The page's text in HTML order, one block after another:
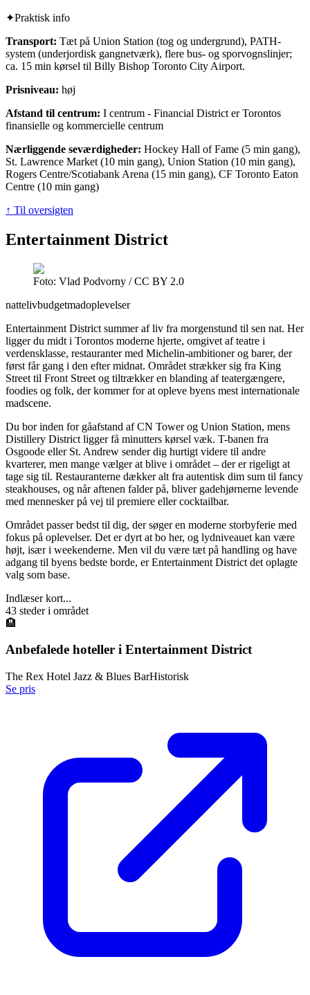
✦Praktisk info
Transport: Tæt på Union Station (tog og undergrund), PATH-
system (underjordisk gangnetværk), flere bus- og sporvognslinjer;
ca. 15 min kørsel til Billy Bishop Toronto City Airport.
Prisniveau: høj
Afstand til centrum: I centrum - Financial District er Torontos
finansielle og kommercielle centrum
Nærliggende seværdigheder: Hockey Hall of Fame (5 min gang),
St. Lawrence Market (10 min gang), Union Station (10 min gang),
Rogers Centre/Scotiabank Arena (15 min gang), CF Toronto Eaton
Centre (10 min gang)
↑ Til oversigten
Entertainment District
Foto: Vlad Podvorny / CC BY 2.0
nattelivbudgetmadoplevelser
Entertainment District summer af liv fra morgenstund til sen nat. Her
ligger du midt i Torontos moderne hjerte, omgivet af teatre i
verdensklasse, restauranter med Michelin-ambitioner og barer, der
først får gang i den efter midnat. Området strækker sig fra King
Street til Front Street og tiltrækker en blanding af teatergængere,
foodies og folk, der kommer for at opleve byens mest internationale
madscene.
Du bor inden for gåafstand af CN Tower og Union Station, mens
Distillery District ligger få minutters kørsel væk. T-banen fra
Osgoode eller St. Andrew sender dig hurtigt videre til andre
kvarterer, men mange vælger at blive i området – der er rigeligt at
tage sig til. Restauranterne dækker alt fra autentisk dim sum til fancy
steakhouses, og når aftenen falder på, bliver gadehjørnerne levende
med mennesker på vej til premiere eller cocktailbar.
Området passer bedst til dig, der søger en moderne storbyferie med
fokus på oplevelser. Det er dyrt at bo her, og lydniveauet kan være
højt, især i weekenderne. Men vil du være tæt på handling og have
adgang til byens bedste borde, er Entertainment District det oplagte
valg som base.
Indlæser kort...
43 steder i området
🏨
Anbefalede hoteller i Entertainment District
The Rex Hotel Jazz & Blues BarHistorisk
Se pris